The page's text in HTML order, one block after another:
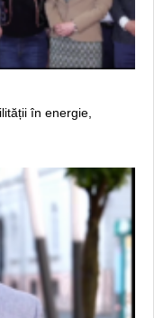
în energie,